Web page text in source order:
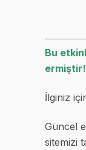
Bu
ermiştir!
İlginiz
Güncel
sitemizi